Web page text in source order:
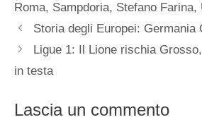
Roma, Sampdoria, Stefano Farina,
Storia degli Europei: Germania
Ligue 1: Il Lione rischia
in testa
Lascia un commento